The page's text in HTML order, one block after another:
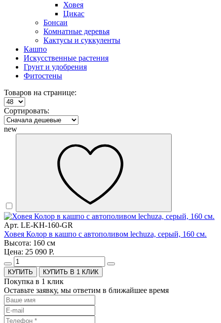
Ховея
Цикас
Бонсаи
Комнатные деревья
Кактусы и суккуленты
Кашпо
Искусственные растения
Грунт и удобрения
Фитостены
Товаров на странице:
Сортировать:
new
Арт. LE-KH-160-GR
Ховея Колор в кашпо с автополивом lechuza, серый, 160 см.
Высота: 160 см
Цена: 25 090 Р.
КУПИТЬ В 1 КЛИК
Покупка в 1 клик
Оставьте заявку, мы ответим в ближайшее время